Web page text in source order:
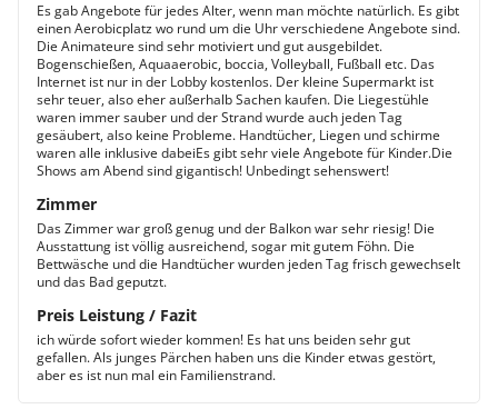
Es gab Angebote für jedes Alter, wenn man möchte natürlich. Es gibt
einen Aerobicplatz wo rund um die Uhr verschiedene Angebote sind.
Die Animateure sind sehr motiviert und gut ausgebildet.
Bogenschießen, Aquaaerobic, boccia, Volleyball, Fußball etc. Das
Internet ist nur in der Lobby kostenlos. Der kleine Supermarkt ist
sehr teuer, also eher außerhalb Sachen kaufen. Die Liegestühle
waren immer sauber und der Strand wurde auch jeden Tag
gesäubert, also keine Probleme. Handtücher, Liegen und schirme
waren alle inklusive dabeiEs gibt sehr viele Angebote für Kinder.Die
Shows am Abend sind gigantisch! Unbedingt sehenswert!
Zimmer
Das Zimmer war groß genug und der Balkon war sehr riesig! Die
Ausstattung ist völlig ausreichend, sogar mit gutem Föhn. Die
Bettwäsche und die Handtücher wurden jeden Tag frisch gewechselt
und das Bad geputzt.
Preis Leistung / Fazit
ich würde sofort wieder kommen! Es hat uns beiden sehr gut
gefallen. Als junges Pärchen haben uns die Kinder etwas gestört,
aber es ist nun mal ein Familienstrand.